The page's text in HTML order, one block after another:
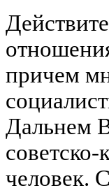
причем
Дальнем
человек.